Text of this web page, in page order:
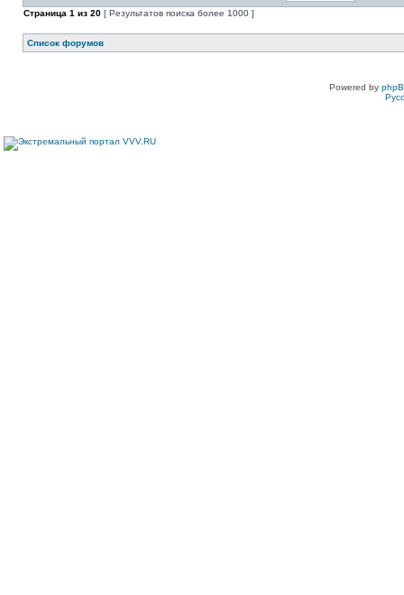
Страница 1 из 20 [ Результатов поиска более 1000 ]
Список форумов
Powered by